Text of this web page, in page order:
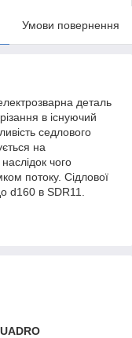
Умови повернення
деталь
в існуючий
седлового
на
чого
потоку. Сідлової
d160 в SDR11.